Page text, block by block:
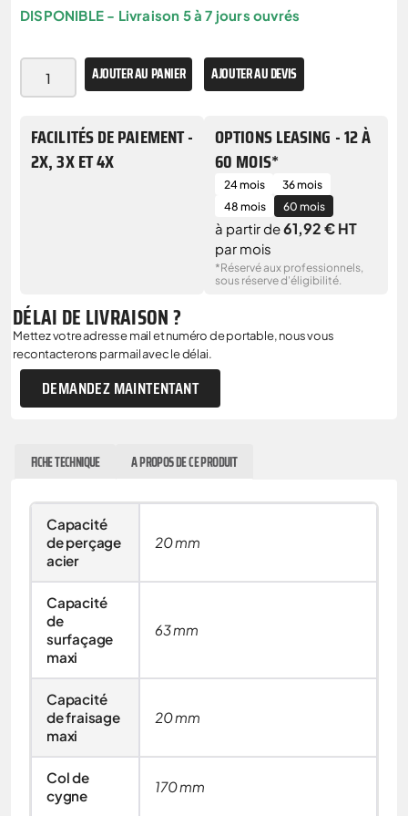
DISPONIBLE - Livraison 5 à 7 jours ouvrés
AJOUTER AU PANIER AJOUTER AU DEVIS
FACILITÉS DE PAIEMENT -
2X, 3X ET 4X
OPTIONS LEASING - 12 À
60 MOIS*
24 mois
36 mois
48 mois
60 mois
à partir de61,92 € HT
par mois
*Réservé aux professionnels,
sous réserve d'éligibilité.
DÉLAI DE LIVRAISON ?
Mettez votre adresse mail et numéro de portable, nous vous
recontacterons par mail avec le délai.
DEMANDEZ MAINTENTANT
FICHE TECHNIQUE A PROPOS DE CE PRODUIT
Capacité
de perçage
acier
20 mm
Capacité
de
surfaçage
maxi
63 mm
Capacité
de fraisage
maxi
20 mm
Col de
cygne
170 mm